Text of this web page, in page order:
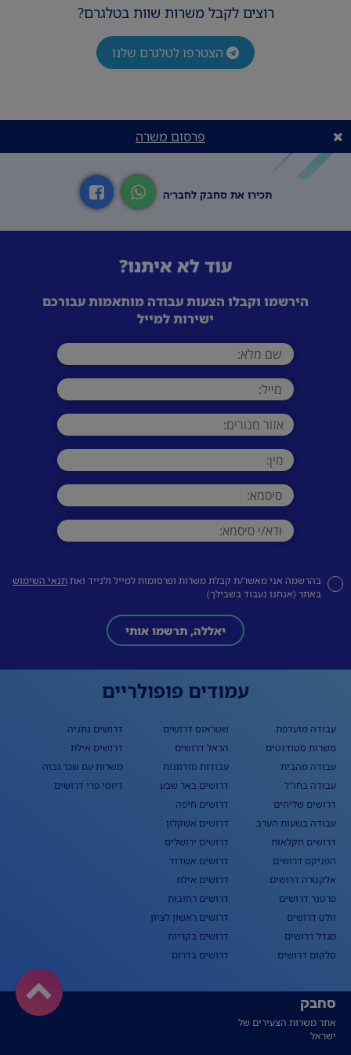
❣️זיקה לתחום האופנה \ סטיילינג - חובה. ❣️זמינות
❣️יצירתיות ויכולת עבודה בצוות. ❣️חשיבה מסחרית
וזיקה לאופנה. ❣️ יכולת עבודה פיזית.
רוצים לקבל משרות שוות בטלגרם?
הצטרפו לטלגרם שלנו
פרסום משרה
תכירו את סחבק לחבר׳ה
עוד לא איתנו?
הירשמו וקבלו הצעות עבודה מותאמות עבורכם
ישירות למייל
בהרשמה אני מאשר/ת קבלת משרות ופרסומות למייל ולנייד ואתתנאי השימוש
באתר (אנחנו נעבוד בשבילך)
יאללה, תרשמו אותי
עמודים פופולריים
עבודה מועדפת
משרות סטודנטים
עבודה מהבית
עבודה בחו"ל
דרושים שליחים
עבודה בשעות הערב
דרושים חקלאות
הפניקס דרושים
אלקטרה דרושים
פרטנר דרושים
וולט דרושים
מגדל דרושים
סלקום דרושים
שטראוס דרושים
הראל דרושים
עבודות מזדמנות
דרושים באר שבע
דרושים חיפה
דרושים אשקלון
דרושים ירושלים
דרושים אשדוד
דרושים אילת
דרושים רחובות
דרושים ראשון לציון
דרושים בקריות
דרושים בדרום
דרושים נתניה
דרושים אילת
משרות עם שכר גבוה
דיוטי פרי דרושים
סחבק
אתר משרות הצעירים של
ישראל